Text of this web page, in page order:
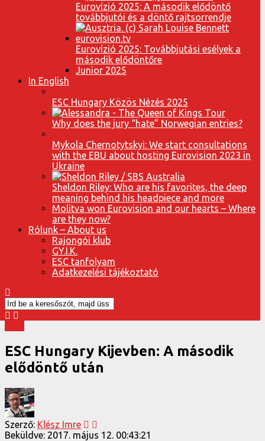
Eurovízió 2025: A második elődöntő
továbbjutói és a döntő rajtsorrendje
Eurovízió 2025: Továbbjutási esélyek a
második elődöntőre
Junior 2025
In English
ESC Hungary Közös Nézés 2025
Why does the jury “hate” Norwegian entries?
Mykola Chernotytskyi: We start consultations
with the EBU about hosting Eurovision 2023 in
Ukraine
Sheldon Riley: Who are his favorites, the deep
meaning behind his headpiece and more
Molitva won Eurovision and our hearts – Where
are they now?
Rólunk – About us
Rajongói klub
GY.I.K.
ESC tanfolyam
Adatkezelési tájékoztató
ESC Hungary Kijevben: A második
elődöntő után
Szerző: Klész Imre
Beküldve: 2017. május 12. 00:43:21